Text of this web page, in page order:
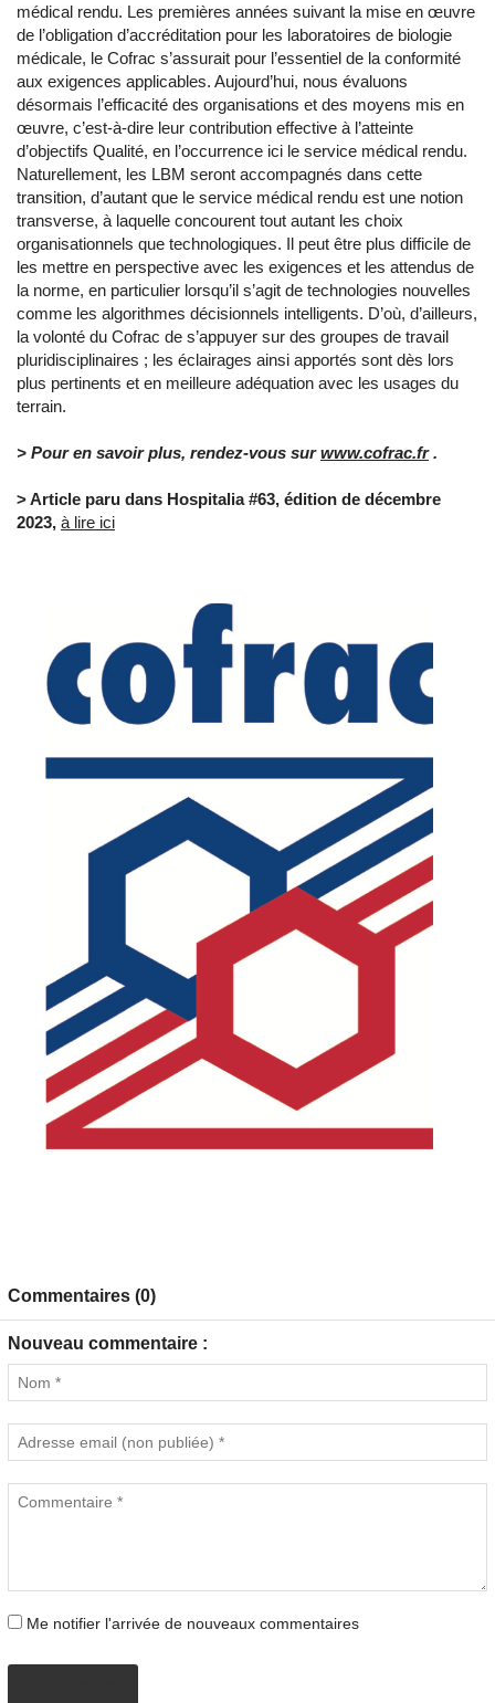
médical rendu. Les premières années suivant la mise en œuvre
de l’obligation d’accréditation pour les laboratoires de biologie
médicale, le Cofrac s’assurait pour l’essentiel de la conformité
aux exigences applicables. Aujourd’hui, nous évaluons
désormais l’efficacité des organisations et des moyens mis en
œuvre, c’est-à-dire leur contribution effective à l’atteinte
d’objectifs Qualité, en l’occurrence ici le service médical rendu.
Naturellement, les LBM seront accompagnés dans cette
transition, d’autant que le service médical rendu est une notion
transverse, à laquelle concourent tout autant les choix
organisationnels que technologiques. Il peut être plus difficile de
les mettre en perspective avec les exigences et les attendus de
la norme, en particulier lorsqu’il s’agit de technologies nouvelles
comme les algorithmes décisionnels intelligents. D’où, d’ailleurs,
la volonté du Cofrac de s’appuyer sur des groupes de travail
pluridisciplinaires ; les éclairages ainsi apportés sont dès lors
plus pertinents et en meilleure adéquation avec les usages du
terrain.
> Pour en savoir plus, rendez-vous surwww.cofrac.fr .
> Article paru dans Hospitalia #63, édition de décembre
2023, à lire ici
Commentaires (0)
Nouveau commentaire :
Me notifier l'arrivée de nouveaux commentaires